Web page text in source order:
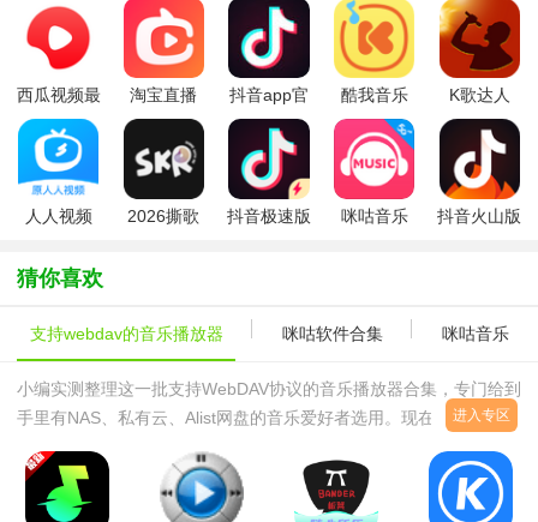
西瓜视频最
新版
淘宝直播
app免费版
(点淘)
抖音app官
方版
酷我音乐
2026最新版
K歌达人
人人视频
2026最新版
2026撕歌
抖音极速版
咪咕音乐
抖音火山版
猜你喜欢
支持webdav的音乐播放器 咪咕软件合集 咪咕音乐
小编实测整理这一批支持WebDAV协议的音乐播放器合集，专门给到
手里有NAS、私有云、Alist网盘的音乐爱好者选用。现在主流流媒体
平台版权变动频繁，不少朋友收藏的无损FLAC、MP3曲库存放在私
有存储里，普通播放器只能读
进入专区